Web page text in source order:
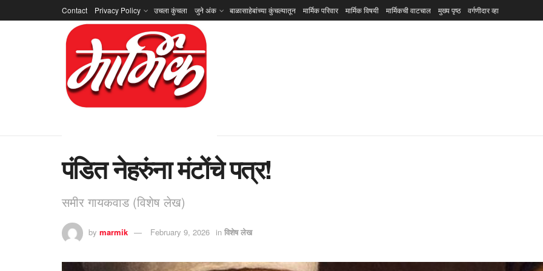
Contact Privacy Policy उचला कुंचला जुने अंक बाळासाहेबांच्या कुंचल्यातून मार्मिक परिवार मार्मिक विषयी मार्मिकची वाटचाल मुख्य पृष्ठ वर्गणीदार व्हा
पंडित नेहरुंना मंटोंचे पत्र!
समीर गायकवाड (विशेष लेख)
by marmik February 9, 2026 in विशेष लेख